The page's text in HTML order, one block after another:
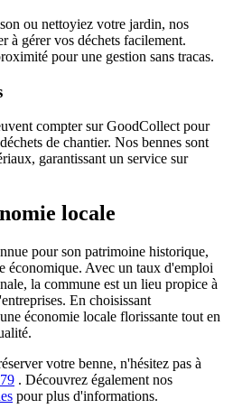
ou nettoyiez votre jardin, nos
à gérer vos déchets facilement.
pour une gestion sans tracas.
compter sur GoodCollect pour
de chantier. Nos bennes sont
garantissant un service sur
locale
pour son patrimoine historique,
économique. Avec un taux d'emploi
la commune est un lieu propice à
En choisissant
économie locale florissante tout en
votre benne, n'hésitez pas à
. Découvrez également nos
pour plus d'informations.